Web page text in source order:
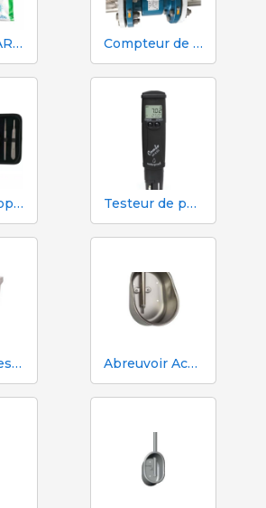
ANDROSTAR PLUS 47 g / 100 L - Prolongateur de sperme longue durée Compteur de volume et d'azote Mécaniques Segalés DN150
Kit de nécropsie et de dissection 333 - 7 instruments Testeur de pH, EC, TDS et température Hanna HI98130
333 lingettes humides pour truies pendant l'insémination Abreuvoir Aco Funki pour grandes truies Multi-Drinker MAXI